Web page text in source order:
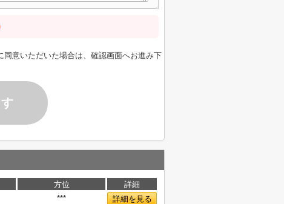
同意いただいた場合は、確認画面へお進み下
方位
詳細
***
詳細を見る